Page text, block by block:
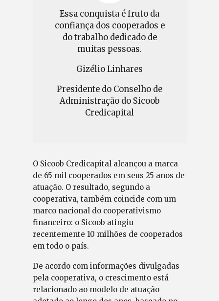
Essa conquista é fruto da
confiança dos cooperados e
do trabalho dedicado de
muitas pessoas.
Gizélio Linhares
Presidente do Conselho de
Administração do Sicoob
Credicapital
O Sicoob Credicapital alcançou a marca
de 65 mil cooperados em seus 25 anos de
atuação. O resultado, segundo a
cooperativa, também coincide com um
marco nacional do cooperativismo
financeiro: o Sicoob atingiu
recentemente 10 milhões de cooperados
em todo o país.
De acordo com informações divulgadas
pela cooperativa, o crescimento está
relacionado ao modelo de atuação